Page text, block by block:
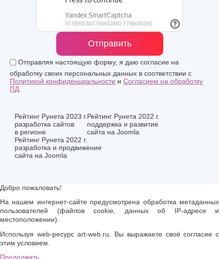
Отправить
Отправляя настоящую форму, я даю согласие на
обработку своих персональных данных в соответствии с
Политикой конфиденциальности и Согласием на обработку
ПД
Рейтинг Рунета 2023 г.
разработка сайтов
в регионе
Рейтинг Рунета 2022 г.
поддержка и развитие
сайта на Joomla
Рейтинг Рунета 2022 г.
разработка и продвижение
сайта на Joomla
Добро пожаловать!
На нашем интернет-сайте предусмотрена обработка метаданных
пользователей (файлов cookie, данных об IP-адресе и
местоположении).
Используя web-ресурс art-web.ru, Вы выражаете своё согласие с
этим условием.
Продолжить